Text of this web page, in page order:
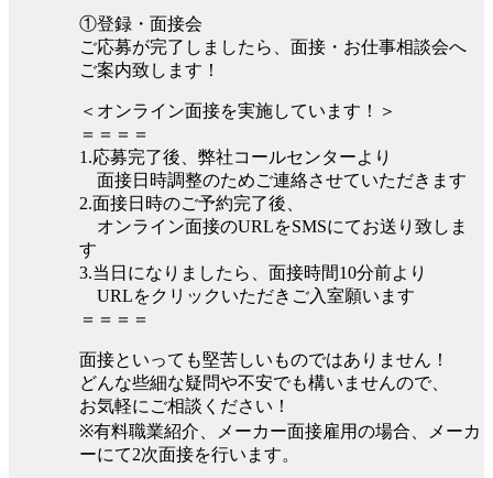
①登録・面接会
ご応募が完了しましたら、面接・お仕事相談会へ
ご案内致します！
＜オンライン面接を実施しています！＞
＝＝＝＝
1.応募完了後、弊社コールセンターより
面接日時調整のためご連絡させていただきます
2.面接日時のご予約完了後、
オンライン面接のURLをSMSにてお送り致しま
す
3.当日になりましたら、面接時間10分前より
URLをクリックいただきご入室願います
＝＝＝＝
面接といっても堅苦しいものではありません！
どんな些細な疑問や不安でも構いませんので、
お気軽にご相談ください！
※有料職業紹介、メーカー面接雇用の場合、メーカ
ーにて2次面接を行います。